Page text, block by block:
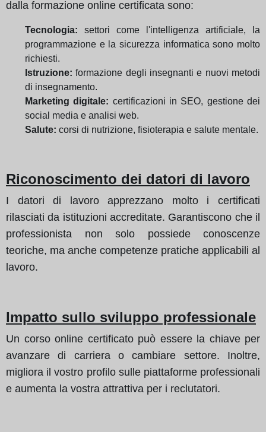
dalla formazione online certificata sono:
Tecnologia: settori come l'intelligenza artificiale, la
programmazione e la sicurezza informatica sono molto
richiesti.
Istruzione: formazione degli insegnanti e nuovi metodi
di insegnamento.
Marketing digitale: certificazioni in SEO, gestione dei
social media e analisi web.
Salute: corsi di nutrizione, fisioterapia e salute mentale.
Riconoscimento dei datori di lavoro
I datori di lavoro apprezzano molto i certificati
rilasciati da istituzioni accreditate. Garantiscono che il
professionista non solo possiede conoscenze
teoriche, ma anche competenze pratiche applicabili al
lavoro.
Impatto sullo sviluppo professionale
Un corso online certificato può essere la chiave per
avanzare di carriera o cambiare settore. Inoltre,
migliora il vostro profilo sulle piattaforme professionali
e aumenta la vostra attrattiva per i reclutatori.